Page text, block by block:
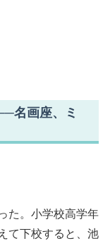
名画座、ミ
た。小学校高学年
て下校すると、池